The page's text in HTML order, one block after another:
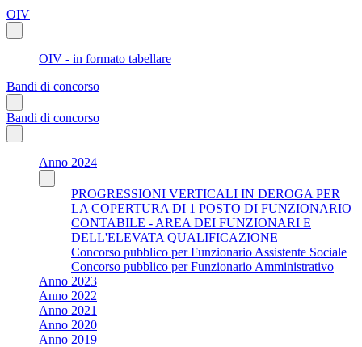
OIV
OIV - in formato tabellare
Bandi di concorso
Bandi di concorso
Anno 2024
PROGRESSIONI VERTICALI IN DEROGA PER
LA COPERTURA DI 1 POSTO DI FUNZIONARIO
CONTABILE - AREA DEI FUNZIONARI E
DELL'ELEVATA QUALIFICAZIONE
Concorso pubblico per Funzionario Assistente Sociale
Concorso pubblico per Funzionario Amministrativo
Anno 2023
Anno 2022
Anno 2021
Anno 2020
Anno 2019